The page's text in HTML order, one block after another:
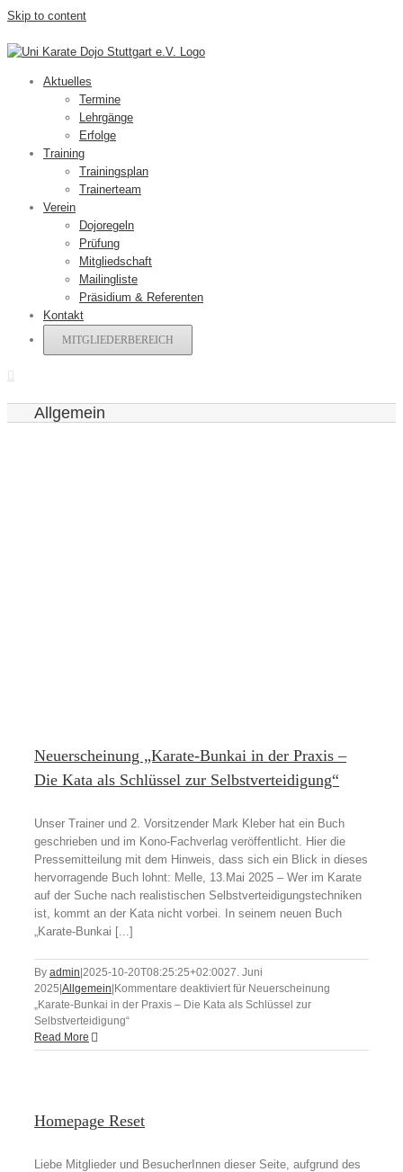
Skip to content
Aktuelles
Termine
Lehrgänge
Erfolge
Training
Trainingsplan
Trainerteam
Verein
Dojoregeln
Prüfung
Mitgliedschaft
Mailingliste
Präsidium & Referenten
Kontakt
MITGLIEDERBEREICH
Allgemein
Neuerscheinung „Karate-Bunkai in der Praxis –
Die Kata als Schlüssel zur Selbstverteidigung“
Unser Trainer und 2. Vorsitzender Mark Kleber hat ein Buch
geschrieben und im Kono-Fachverlag veröffentlicht. Hier die
Pressemitteilung mit dem Hinweis, dass sich ein Blick in dieses
hervorragende Buch lohnt: Melle, 13.Mai 2025 – Wer im Karate
auf der Suche nach realistischen Selbstverteidigungstechniken
ist, kommt an der Kata nicht vorbei. In seinem neuen Buch
„Karate-Bunkai [...]
By admin 2025-10-20T08:25:25+02:0027. Juni
2025 Allgemein Kommentare deaktiviertfür Neuerscheinung
„Karate-Bunkai in der Praxis – Die Kata als Schlüssel zur
Selbstverteidigung“
Read More
Homepage Reset
Liebe Mitglieder und BesucherInnen dieser Seite, aufgrund des